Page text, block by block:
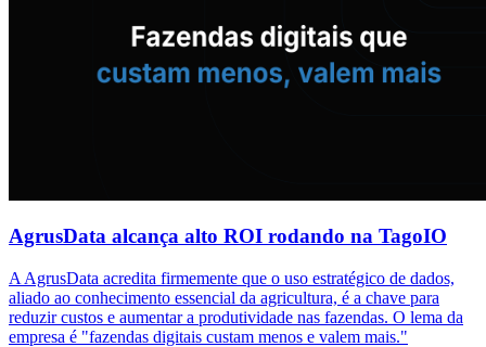
AgrusData alcança alto ROI rodando na TagoIO
A AgrusData acredita firmemente que o uso estratégico de dados,
aliado ao conhecimento essencial da agricultura, é a chave para
reduzir custos e aumentar a produtividade nas fazendas. O lema da
empresa é "fazendas digitais custam menos e valem mais."